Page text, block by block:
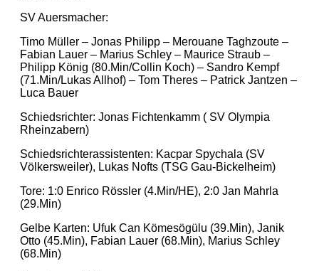
SV Auersmacher:
Timo Müller – Jonas Philipp – Merouane Taghzoute –
Fabian Lauer – Marius Schley – Maurice Straub –
Philipp König (80.Min/Collin Koch) – Sandro Kempf
(71.Min/Lukas Allhof) – Tom Theres – Patrick Jantzen –
Luca Bauer
Schiedsrichter: Jonas Fichtenkamm ( SV Olympia
Rheinzabern)
Schiedsrichterassistenten: Kacpar Spychala (SV
Völkersweiler), Lukas Nofts (TSG Gau-Bickelheim)
Tore: 1:0 Enrico Rössler (4.Min/HE), 2:0 Jan Mahrla
(29.Min)
Gelbe Karten: Ufuk Can Kömesögülu (39.Min), Janik
Otto (45.Min), Fabian Lauer (68.Min), Marius Schley
(68.Min)